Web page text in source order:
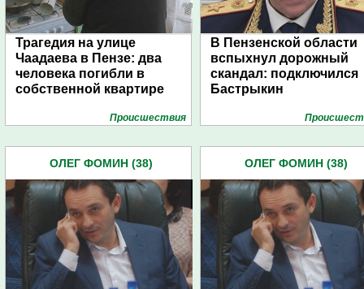
Трагедия на улице
Чаадаева в Пензе: два
человека погибли в
собственной квартире
Проиcшествия
В Пензенской области
вспыхнул дорожный
скандал: подключился
Бастрыкин
ОЛЕГ ФОМИН (38) ОЛЕГ ФОМИН (38)